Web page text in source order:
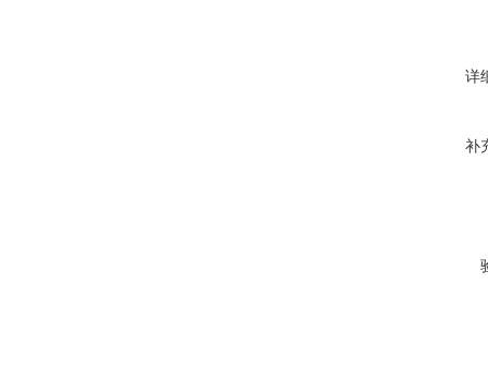
详
补